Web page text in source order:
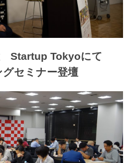
Startup Tokyoにて
セミナー登壇